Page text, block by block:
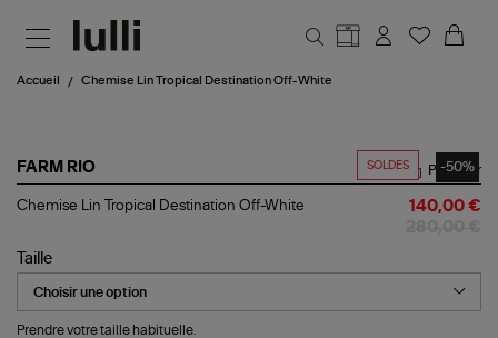
Accueil Chemise Lin Tropical Destination Off-White
SOLDES -50%
FARM RIO
Chemise
Destination
Off-
White
Partager
Chemise Lin Tropical Destination Off-White 140,00 €
Taille
Prendre votre taille habituelle.